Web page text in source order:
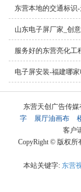
东营本地的交通标识
山东电子屏厂家_创
服务好的东营亮化工
电子屏安装-福建哪
东营天创广告传
字
展厅油画布
客户
CopyRight © 版权所
本站关键字: 东营